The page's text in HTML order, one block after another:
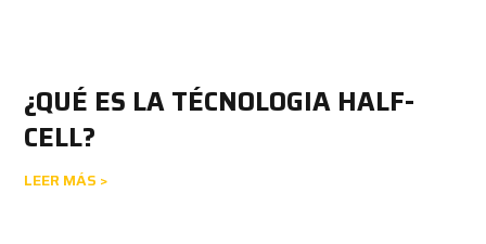
¿QUÉ ES LA TÉCNOLOGIA HALF-
CELL?
LEER MÁS >